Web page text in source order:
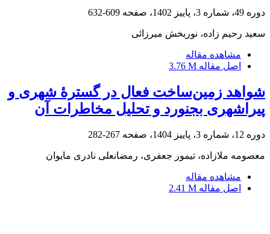
دوره 49، شماره 3، پاییز 1402، صفحه 609-632
سعید رحیم‌ زاده، نوربخش میرزائی
مشاهده مقاله
اصل مقاله 3.76 M
شواهد زمین‌ساخت فعال در گسترۀ شهری و
پیراشهری بجنورد و تحلیل مخاطرات آن
دوره 12، شماره 3، پاییز 1404، صفحه 267-282
معصومه ملازاده، تیمور جعفری، رمضانعلی نادری مایوان
مشاهده مقاله
اصل مقاله 2.41 M